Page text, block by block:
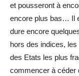
et pousseront à
encore plus bas… Il
dure encore
hors des indices,
des Etats les plus
commencer à céder